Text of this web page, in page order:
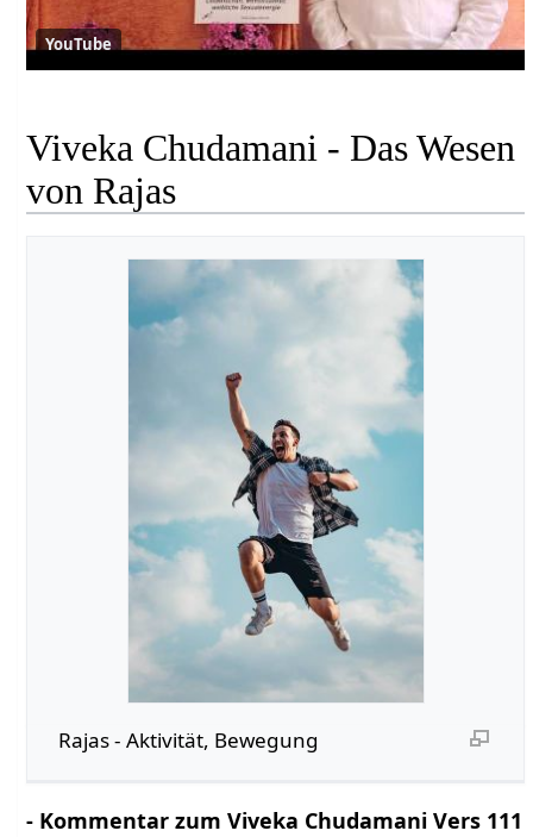
YouTube
Viveka Chudamani - Das Wesen
von Rajas
Rajas - Aktivität, Bewegung
- Kommentar zum Viveka Chudamani Vers 111